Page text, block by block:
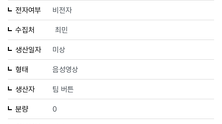
전자여부 비전자
수집처 최민
생산일자 미상
형태 음성영상
생산자 팀 버튼
분량 0